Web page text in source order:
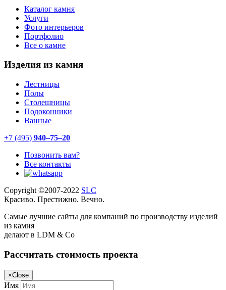
Каталог камня
Услуги
Фото интерьеров
Портфолио
Все о камне
Изделия из камня
Лестницы
Полы
Столешницы
Подоконники
Ванные
+7 (495) 940–75–20
Позвонить вам?
Все контакты
Copyright ©2007-2022 SLC
Красиво. Престижно. Вечно.
Самые лучшие сайты для компаний по производству изделий
из камня
делают в LDM & Co
Рассчитать стоимость проекта
×Close
Имя